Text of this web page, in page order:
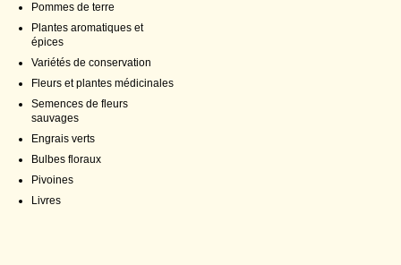
Pommes de terre
Plantes aromatiques et
épices
Variétés de conservation
Fleurs et plantes médicinales
Semences de fleurs
sauvages
Engrais verts
Bulbes floraux
Pivoines
Livres